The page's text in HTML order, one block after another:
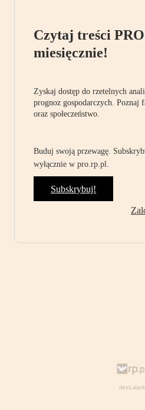
Czytaj treści
miesięcznie!
Zyskaj dostęp do rzetelnych
prognoz gospodarczych. Poznaj
oraz społeczeństwo.
Buduj swoją przewagę.
wyłącznie w pro.rp.pl.
Subskrybuj!